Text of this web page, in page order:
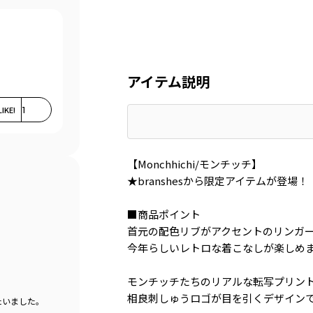
1
ました。
アイテム説明
【Monchhichi/モンチッチ】
★branshesから限定アイテムが登場！
■商品ポイント
首元の配色リブがアクセントのリンガ
今年らしいレトロな着こなしが楽しめ
モンチッチたちのリアルな転写プリン
相良刺しゅうロゴが目を引くデザイン